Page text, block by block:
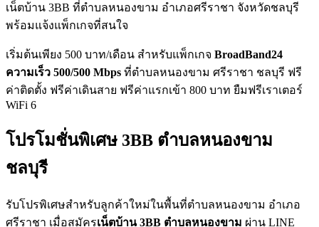
เน็ตบ้าน 3BB ที่ตำบลหนองขาม อำเภอศรีราชา จังหวัดชลบุรี
พร้อมแจ้งแพ็กเกจที่สนใจ
เริ่มต้นเพียง 500 บาท/เดือน สำหรับแพ็กเกจ BroadBand24
ความเร็ว 500/500 Mbps ที่ตำบลหนองขาม ศรีราชา ชลบุรี ฟรี
ค่าติดตั้ง ฟรีค่าเดินสาย ฟรีค่าแรกเข้า 800 บาท ยืมฟรีเราเตอร์
WiFi 6
โปรโมชั่นพิเศษ 3BB ตำบลหนองขาม
ชลบุรี
รับโปรพิเศษสำหรับลูกค้าใหม่ในพื้นที่ตำบลหนองขาม อำเภอ
ศรีราชา เมื่อสมัครเน็ตบ้าน 3BB ตำบลหนองขาม ผ่าน LINE